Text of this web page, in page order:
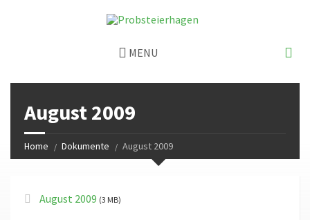
MENU
August 2009
Home Dokumente August 2009
August 2009 (3 MB)